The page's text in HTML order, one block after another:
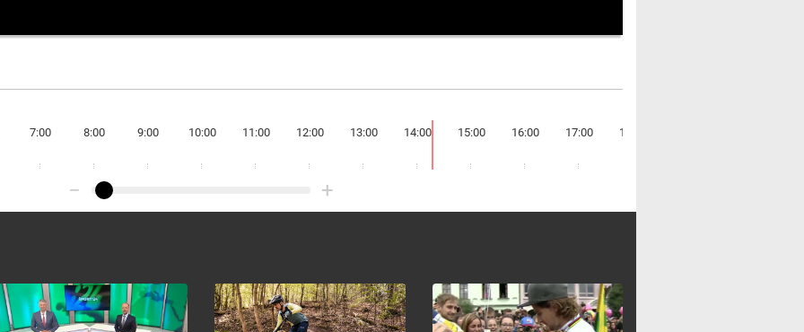
7:00 8:00 9:00 10:00 11:00 12:00 13:00 14:00 15:00 16:00 17:00 18:00
− +